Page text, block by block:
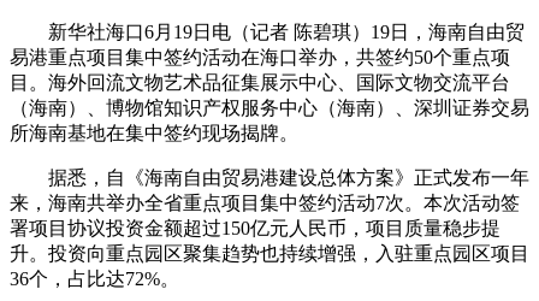
新华社海口6月19日电（记者 陈碧琪）19日，海南自由贸
易港重点项目集中签约活动在海口举办，共签约50个重点项
目。海外回流文物艺术品征集展示中心、国际文物交流平台
（海南）、博物馆知识产权服务中心（海南）、深圳证券交易
所海南基地在集中签约现场揭牌。
据悉，自《海南自由贸易港建设总体方案》正式发布一年
来，海南共举办全省重点项目集中签约活动7次。本次活动签
署项目协议投资金额超过150亿元人民币，项目质量稳步提
升。投资向重点园区聚集趋势也持续增强，入驻重点园区项目
36个，占比达72%。